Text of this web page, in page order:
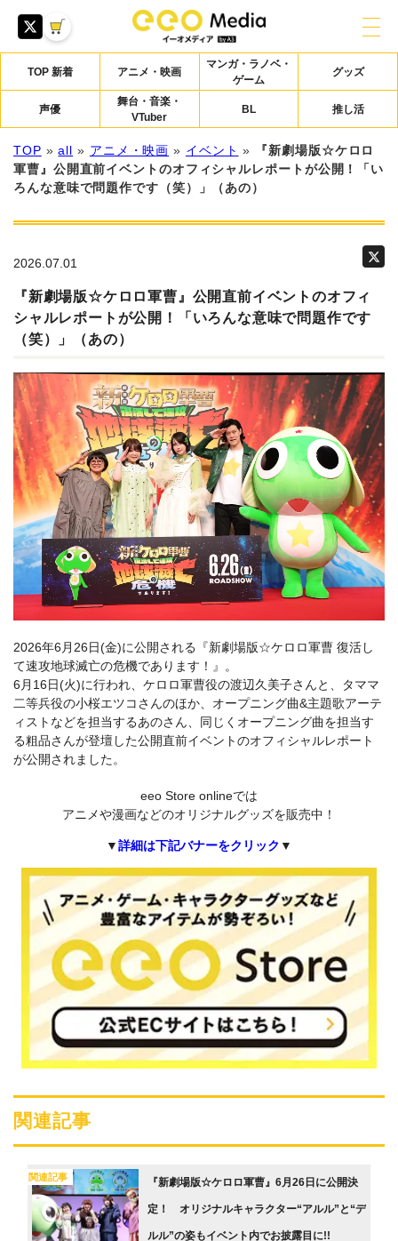
TOP 新着 アニメ・映画
マンガ・ラノベ・
ゲーム
グッズ
声優
舞台・音楽・
VTuber
BL 推し活
TOP »all » アニメ・映画 » イベント »
『新劇場版☆ケロロ
軍曹』公開直前イベントのオフィシャルレポートが公開！「い
ろんな意味で問題作です（笑）」（あの）
2026.07.01
『新劇場版☆ケロロ軍曹』公開直前イベントのオフィ
シャルレポートが公開！「いろんな意味で問題作です
（笑）」（あの）
2026年6月26日(金)に公開される『新劇場版☆ケロロ軍曹 復活し
て速攻地球滅亡の危機であります！』。
6月16日(火)に行われ、ケロロ軍曹役の渡辺久美子さんと、タママ
二等兵役の小桜エツコさんのほか、オープニング曲&主題歌アーテ
ィストなどを担当するあのさん、同じくオープニング曲を担当す
る粗品さんが登壇した公開直前イベントのオフィシャルレポート
が公開されました。
eeo Store onlineでは
アニメや漫画などのオリジナルグッズを販売中！
▼詳細は下記バナーをクリック ▼
関連記事
関連記事 『新劇場版☆ケロロ軍曹』6月26日に公開決
定！ オリジナルキャラクター“アルル”と“デ
ルル”の姿もイベント内でお披露目に!!